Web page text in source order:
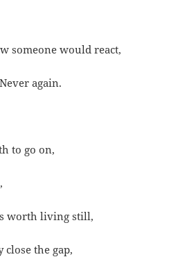
someone would react,
again.
to go on,
worth living still,
the gap,